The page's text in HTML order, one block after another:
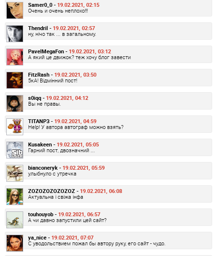
Samer0_0 - 19.02.2021, 02:15
Очень и очень неплохо!!!
Thendril - 19.02.2021, 02:57
ну, нічо так ... в загальному.
PavelMegaFon - 19.02.2021, 03:12
А який це движок? теж хочу блог завести
FitzRash - 19.02.2021, 03:50
5кА! Відмінний пост!
s0iqq - 19.02.2021, 04:12
Вы не правы.
TITANP3 - 19.02.2021, 04:59
Help! У автора автограф можно взять?
Kusakeen - 19.02.2021, 05:05
Гарний пост, двозначний ...
bianconeryk - 19.02.2021, 05:59
улыбнуло с утречка
ZOZOZOZOZOZOZ - 19.02.2021, 06:08
Актуальна і свіжа інфа
touhouyob - 19.02.2021, 06:57
А чи давно запустили цей сайт?
ya_nice - 19.02.2021, 07:07
С уводольствием пожал бы автору руку, его сайт - чудо.